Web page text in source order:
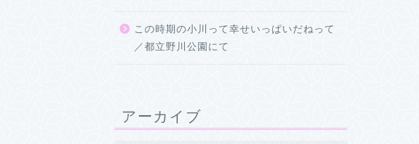
この時期の小川って幸せいっぱいだねって
／都立野川公園にて
アーカイブ